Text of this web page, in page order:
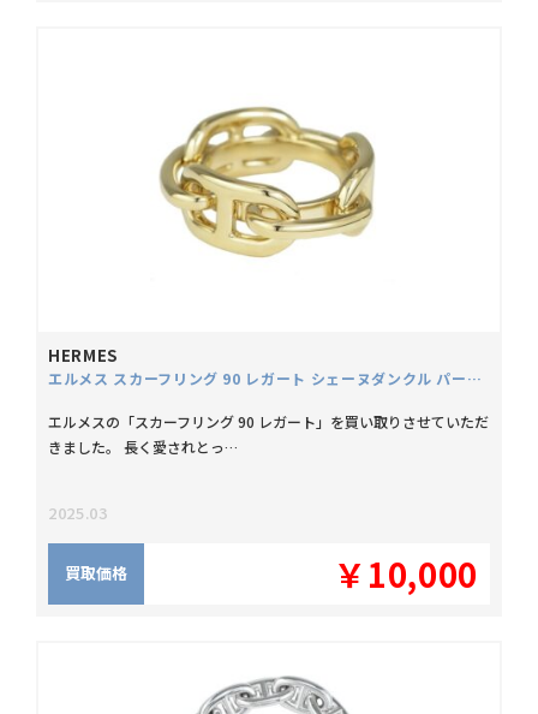
HERMES
エルメス スカーフリング 90 レガート シェーヌダンクル パーマブラスゴールド
エルメスの「スカーフリング 90 レガート」を買い取りさせていただ
きました。 長く愛されとっ…
2025.03
買取価格 ￥10,000